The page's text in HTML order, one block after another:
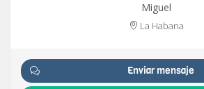
Miguel
La Habana
Enviar mensaje